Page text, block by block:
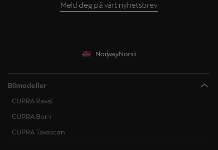
Meld deg på vårt nyhetsbrev
NorwayNorsk
Bilmodeller
CUPRA Raval
CUPRA Born
CUPRA Tavascan